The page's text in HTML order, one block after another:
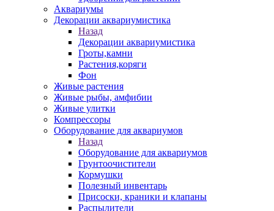
Аквариумы
Декорации аквариумистика
Назад
Декорации аквариумистика
Гроты,камни
Растения,коряги
Фон
Живые растения
Живые рыбы, амфибии
Живые улитки
Компрессоры
Оборудование для аквариумов
Назад
Оборудование для аквариумов
Грунтоочистители
Кормушки
Полезный инвентарь
Присоски, краники и клапаны
Распылители